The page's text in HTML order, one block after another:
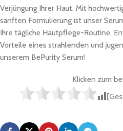
Verjüngung Ihrer Haut. Mit
sanften Formulierung ist unser
Ihre tägliche Hautpflege-Routine.
Vorteile eines strahlenden und
unserem BePurity Serum!
Klicken zum